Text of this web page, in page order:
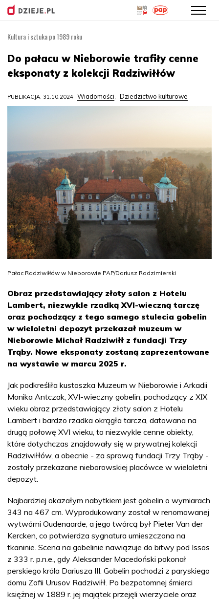
treści
Kultura i sztuka po 1989 roku
Do pałacu w Nieborowie trafiły cenne
eksponaty z kolekcji Radziwiłłów
PUBLIKACJA: 31.10.2024 Wiadomości, Dziedzictwo kulturowe
Pałac Radziwiłłów w Nieborowie PAP/Dariusz Radzimierski
Obraz przedstawiający złoty salon z Hotelu
Lambert, niezwykle rzadką XVI-wieczną tarczę
oraz pochodzący z tego samego stulecia gobelin
w wieloletni depozyt przekazał muzeum w
Nieborowie Michał Radziwiłł z fundacji Trzy
Trąby. Nowe eksponaty zostaną zaprezentowane
na wystawie w marcu 2025 r.
Jak podkreśliła kustoszka Muzeum w Nieborowie i Arkadii
Monika Antczak, XVI-wieczny gobelin, pochodzący z XIX
wieku obraz przedstawiający złoty salon z Hotelu
Lambert i bardzo rzadka okrągła tarcza, datowana na
drugą połowę XVI wieku, to niezwykle cenne obiekty,
które dotychczas znajdowały się w prywatnej kolekcji
Radziwiłłów, a obecnie - za sprawą fundacji Trzy Trąby -
zostały przekazane nieborowskiej placówce w wieloletni
depozyt.
Najbardziej okazałym nabytkiem jest gobelin o wymiarach
343 na 467 cm. Wyprodukowany został w renomowanej
wytwórni Oudenaarde, a jego twórcą był Pieter Van der
Kercken, co potwierdza sygnatura umieszczona na
tkaninie. Scena na gobelinie nawiązuje do bitwy pod Issos
z 333 r. p.n.e., gdy Aleksander Macedoński pokonał
perskiego króla Dariusza III. Gobelin pochodzi z paryskiego
domu Zofii Urusov Radziwiłł. Po bezpotomnej śmierci
księżnej w 1889 r. jej majątek przejęli wierzyciele oraz